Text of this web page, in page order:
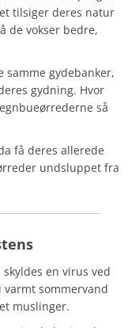
tilsiger deres natur
de vokser bedre,
samme gydebanker,
gydning. Hvor
så
få deres allerede
undsluppet fra
en virus ved
sommervand
muslinger.